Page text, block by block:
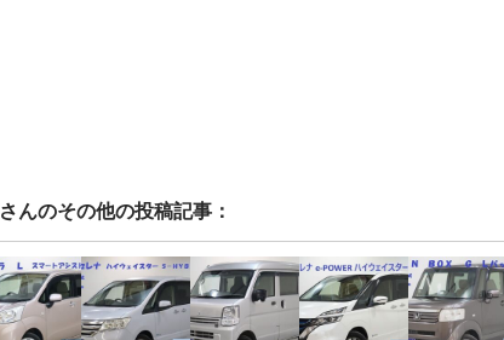
さんのその他の投稿記事：